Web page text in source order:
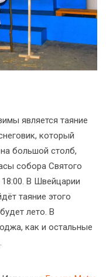
является таяние
который
большой столб,
собора Святого
В Швейцарии
таяние этого
лето. В
как и остальные